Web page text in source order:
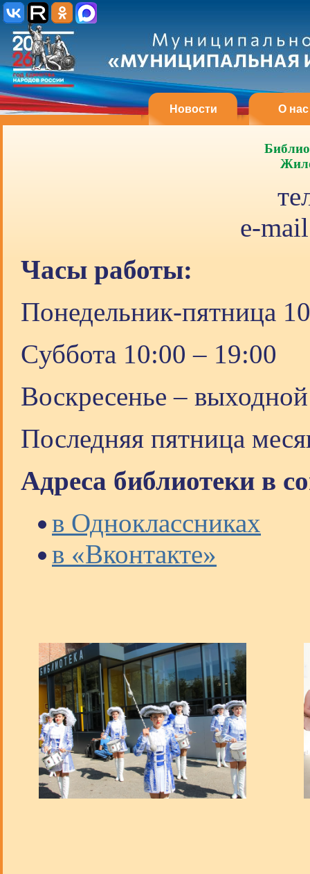
Новости О нас
e-
Часы работы:
Понедельник-пятница
Cуббота 10:00 – 19:00
Воскресенье – выходной
Последняя пятница
Адреса библиотеки в
в Одноклассниках
в «Вконтакте»